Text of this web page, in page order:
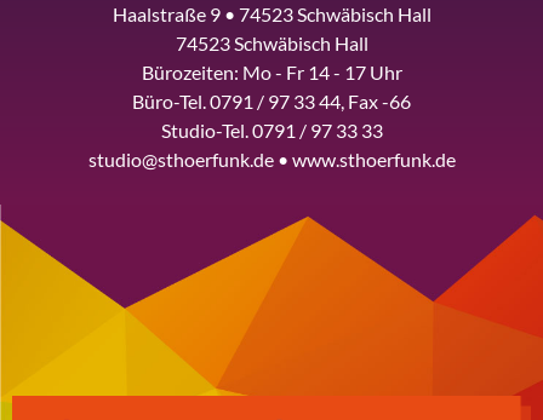
Haalstraße 9 • 74523 Schwäbisch Hall
74523 Schwäbisch Hall
Bürozeiten: Mo - Fr 14 - 17 Uhr
Büro-Tel. 0791 / 97 33 44, Fax -66
Studio-Tel. 0791 / 97 33 33
studio@sthoerfunk.de • www.sthoerfunk.de